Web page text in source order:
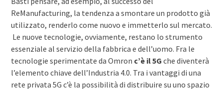
ReManufacturing, la tendenza a smontare un prodotto già
utilizzato, renderlo come nuovo e immetterlo sul mercato.
Le nuove tecnologie, ovviamente, restano lo strumento
essenziale al servizio della fabbrica e dell’uomo. Fra le
tecnologie sperimentate da Omron c’è il 5G che diventerà
l’elemento chiave dell’Industria 4.0. Tra i vantaggi di una
rete privata 5G c’è la possibilità di distribuire su uno spazio